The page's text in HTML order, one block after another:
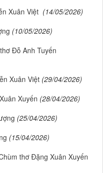
Xuân Việt (14/05/2026)
(10/05/2026)
Đỗ Anh Tuyến
Xuân Việt (29/04/2026)
Xuyến (28/04/2026)
(25/04/2026)
(15/04/2026)
thơ Đặng Xuân Xuyến